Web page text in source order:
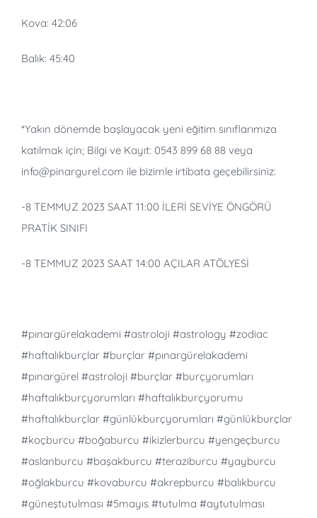
Kova: 42:06
Balık: 45:40
*Yakın dönemde başlayacak yeni eğitim sınıflarımıza
katılmak için; Bilgi ve Kayıt: 0543 899 68 88 veya
info@pinargurel.com ile bizimle irtibata geçebilirsiniz:
-8 TEMMUZ 2023 SAAT 11:00 İLERİ SEVİYE ÖNGÖRÜ
PRATİK SINIFI
-8 TEMMUZ 2023 SAAT 14:00 AÇILAR ATÖLYESİ
#pınargürelakademi #astroloji #astrology #zodiac
#haftalıkburçlar #burçlar #pınargürelakademi
#pınargürel #astroloji #burçlar #burçyorumları
#haftalıkburçyorumları #haftalıkburçyorumu
#haftalıkburçlar #günlükburçyorumları #günlükburçlar
#koçburcu #boğaburcu #ikizlerburcu #yengeçburcu
#aslanburcu #başakburcu #teraziburcu #yayburcu
#oğlakburcu #kovaburcu #akrepburcu #balıkburcu
#güneştutulması #5mayıs #tutulma #aytutulması